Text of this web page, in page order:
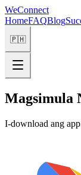
WeConnect
HomeFAQBlog
🇵🇭
Magsimula
I-download ang